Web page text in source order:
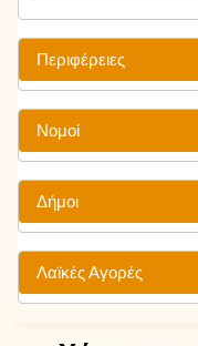
Περιφέρειες
Νομοί
Δήμοι
Λαϊκές Αγορές